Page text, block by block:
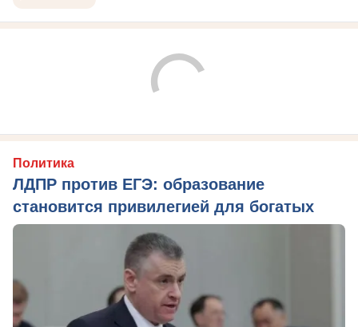
Политика
ЛДПР против ЕГЭ: образование
становится привилегией для богатых